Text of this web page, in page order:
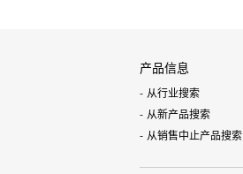
产品信息
从行业搜索
从新产品搜索
从销售中止产品搜索